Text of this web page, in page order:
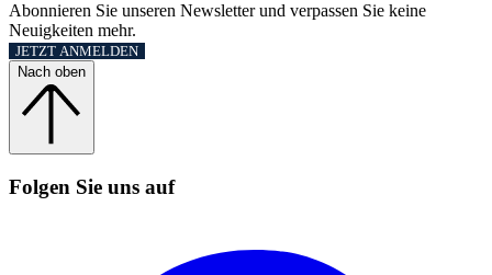
Abonnieren Sie unseren Newsletter und verpassen Sie keine
Neuigkeiten mehr.
JETZT ANMELDEN
Nach oben
Folgen Sie uns auf